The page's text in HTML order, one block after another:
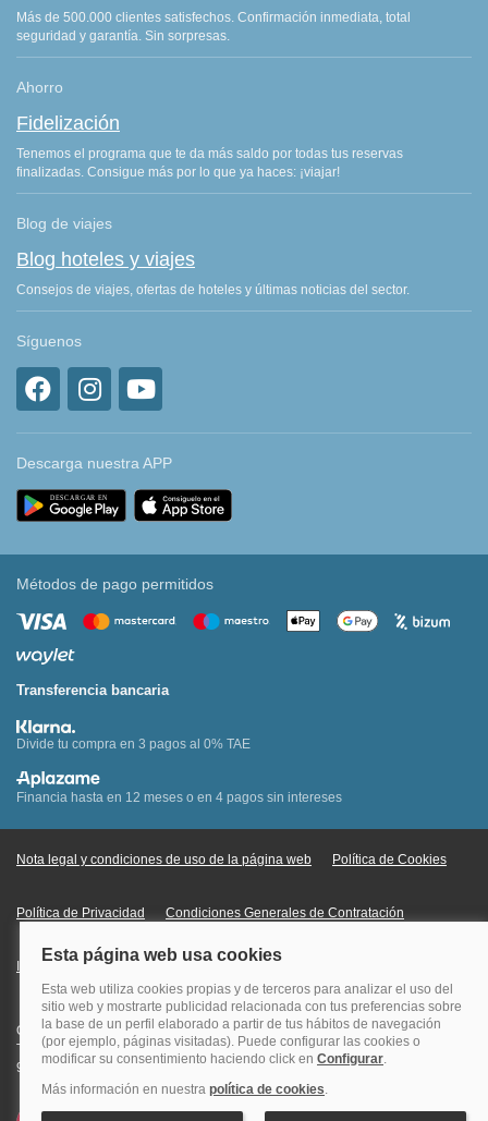
Más de 500.000 clientes satisfechos. Confirmación inmediata, total
seguridad y garantía. Sin sorpresas.
Ahorro
Fidelización
Tenemos el programa que te da más saldo por todas tus reservas
finalizadas. Consigue más por lo que ya haces: ¡viajar!
Blog de viajes
Blog hoteles y viajes
Consejos de viajes, ofertas de hoteles y últimas noticias del sector.
Síguenos
Descarga nuestra APP
Métodos de pago permitidos
Transferencia bancaria
Divide tu compra en 3 pagos al 0% TAE
Financia hasta en 12 meses o en 4 pagos sin intereses
Nota legal y condiciones de uso de la página web Política de Cookies
Política de Privacidad Condiciones Generales de Contratación
Información Legal sobre Mercados en Línea
Quehoteles.com - Especialistas en hoteles © Copyright Veturis Travel S.A.
Todos los derechos reservados. Autorización nº I-AV0000879.4 Tel: +34
915759999